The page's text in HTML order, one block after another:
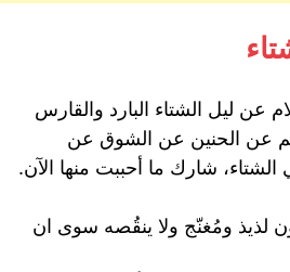
عن ليل الشتاء البارد والقارس
عن الحنين عن الشوق عن
الشتاء، شارك ما أحببت منها الآن.
لذيذ ومُغنّج ولا ينقُصه سوى ان